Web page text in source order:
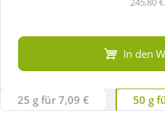
In den
25 g für 7,09 € 50 g